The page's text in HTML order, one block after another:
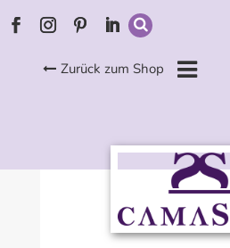
Zurück zum Shop